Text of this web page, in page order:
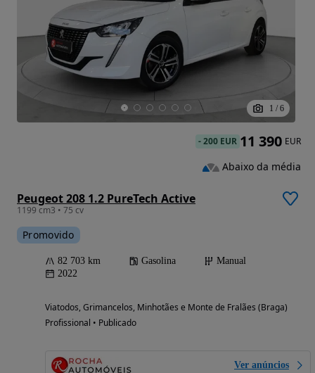
1 / 6
Peugeot 208 1.2 PureTech Active
1199 cm3 • 75 cv
Promovido
82 703 km Gasolina
Manual
2022
Viatodos, Grimancelos, Minhotães e Monte de Fralães (Braga)
Profissional • Publicado
Ver anúncios
-200 EUR 11 390 EUR
Abaixo da média